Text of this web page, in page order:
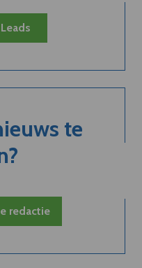
te
redactie